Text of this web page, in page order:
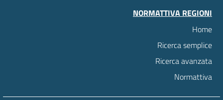
NORMATTIVA REGIONI
Home
Ricerca semplice
Ricerca avanzata
Normattiva